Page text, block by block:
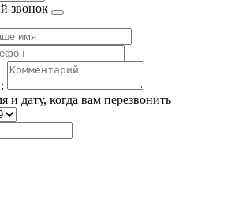
звонок
и дату, когда вам перезвонить